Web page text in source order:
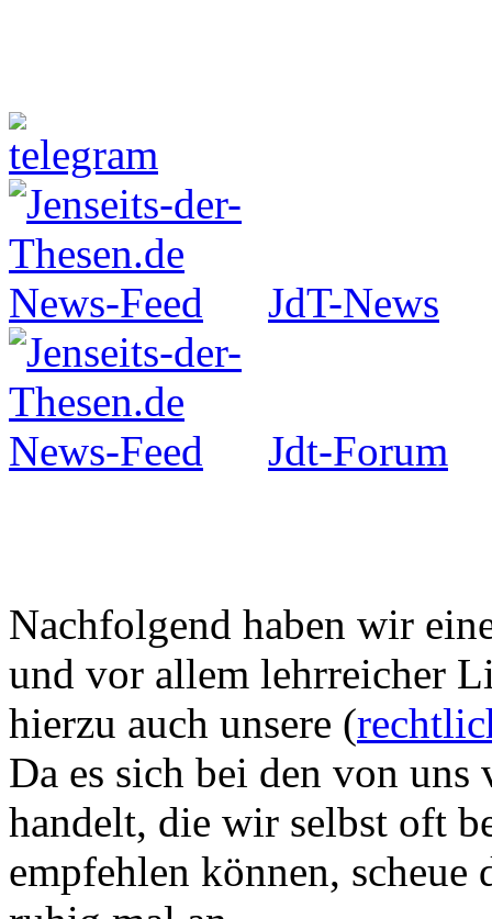
JdT-News
Jdt-Forum
Nachfolgend haben wir
und vor allem lehrreicher
hierzu auch unsere (
Da es sich bei den von
handelt, die wir selbst oft
empfehlen können,